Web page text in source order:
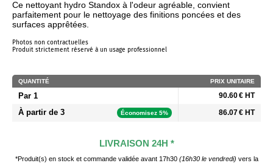
Ce nettoyant hydro Standox à l'odeur agréable, convient
parfaitement pour le nettoyage des finitions poncées et des
surfaces apprêtées.
Photos non contractuelles
Produit strictement réservé à un usage professionnel
QUANTITÉ PRIX UNITAIRE
Par 1 90.60 € HT
À partir de 3 Économisez 5% 86.07 € HT
LIVRAISON 24H *
*Produit(s) en stock et commande validée avant 17h30 (16h30 le vendredi) vers la